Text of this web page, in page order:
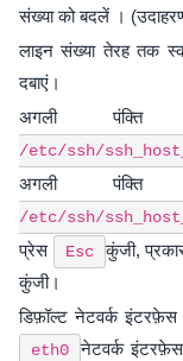
संख्या को बदलें ।
लाइन संख्या तेरह तक
दबाएं।
अगली
/etc/ssh/
अगली
/etc/ssh/
प्रेस
Esc कुंजी,
कुंजी।
डिफ़ॉल्ट नेटवर्क इंटरफ़ेस
eth0
नेटवर्क